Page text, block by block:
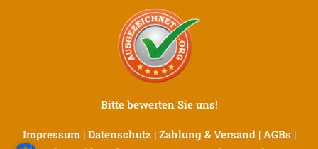
Bitte bewerten Sie uns!
Impressum| Datenschutz| Zahlung & Versand| AGBs |